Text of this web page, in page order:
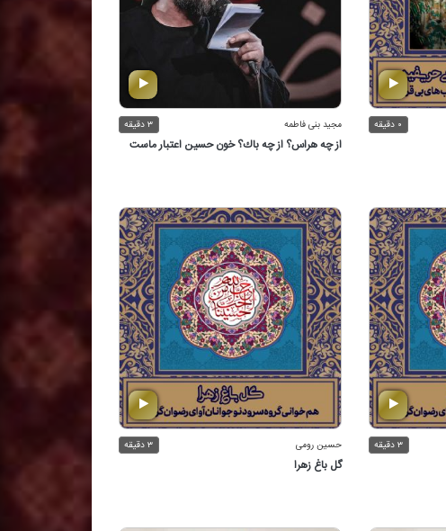
۰ دقیقه مجید بنی فاطمه ۳ دقیقه
از چه هراس؟ از چه باك؟ خون حسین اعتبار ماست
۳ دقیقه حسین رومی ۳ دقیقه
گل باغ زهرا